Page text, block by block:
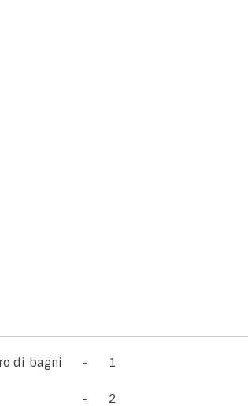
di bagni 1
2